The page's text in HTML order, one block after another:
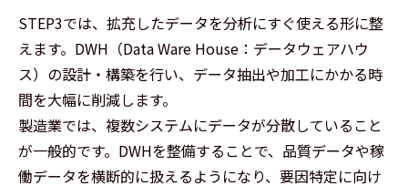
STEP3では、拡充したデータを分析にすぐ使える形に整
えます。DWH（Data Ware House：データウェアハウ
ス）の設計・構築を行い、データ抽出や加工にかかる時
間を大幅に削減します。
製造業では、複数システムにデータが分散していること
が一般的です。DWHを整備することで、品質データや稼
働データを横断的に扱えるようになり、要因特定に向け